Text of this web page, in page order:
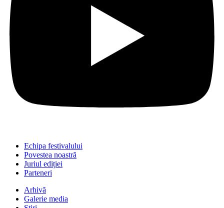
Echipa festivalului
Povestea noastră
Juriul ediției
Parteneri
Arhivă
Galerie media